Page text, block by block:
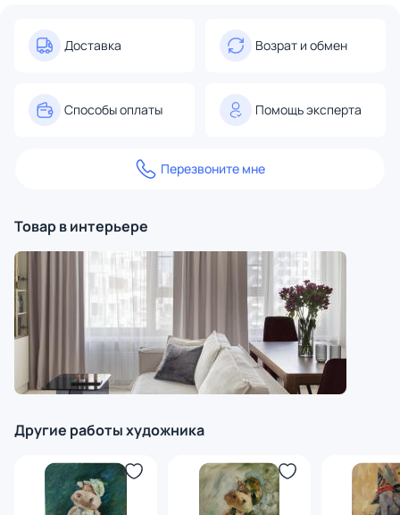
Доставка Возрат и обмен
Способы оплаты Помощь эксперта
Перезвоните мне
Товар в интерьере
Другие работы художника